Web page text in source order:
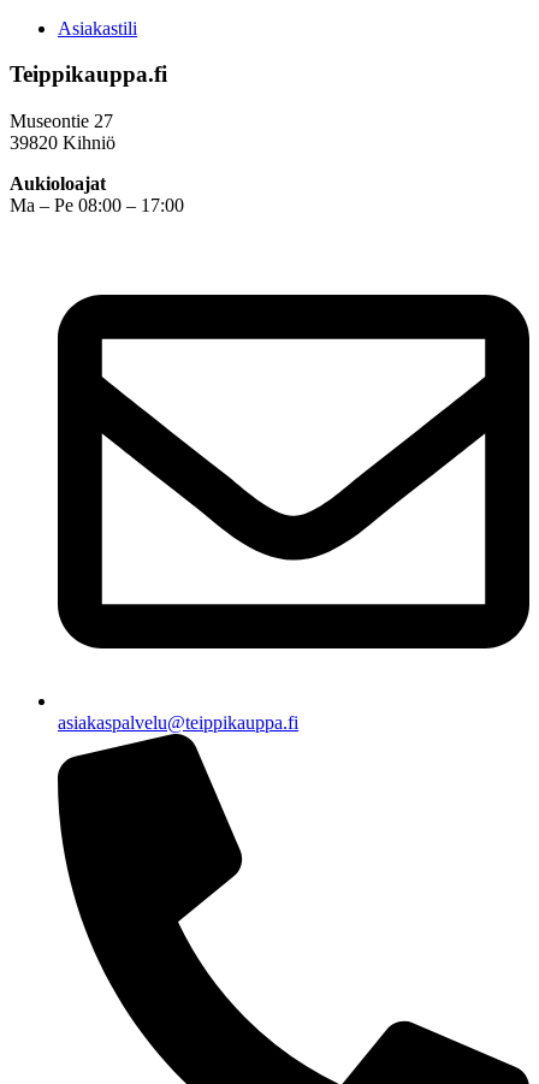
Asiakastili
Teippikauppa.fi
Museontie 27
39820 Kihniö
Aukioloajat
Ma – Pe 08:00 – 17:00
asiakaspalvelu@teippikauppa.fi